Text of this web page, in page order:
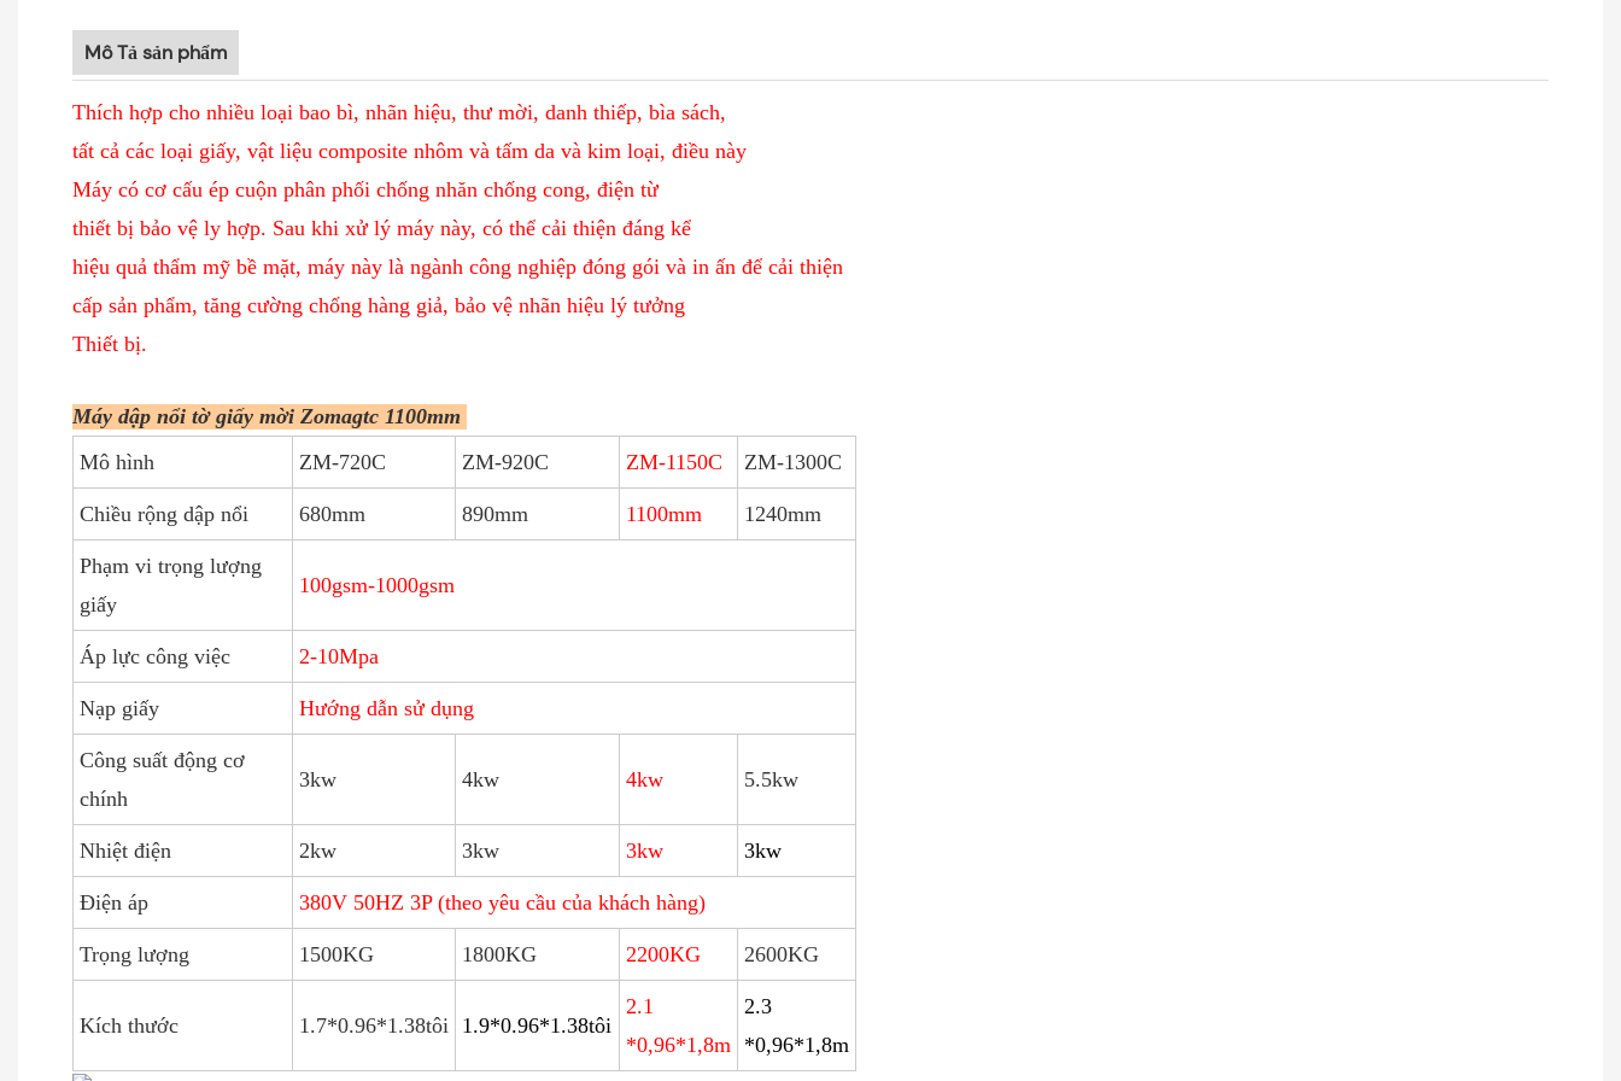
Mô Tả sản phẩm
Thích hợp cho nhiều loại bao bì, nhãn hiệu, thư mời, danh thiếp, bìa sách,
tất cả các loại giấy, vật liệu composite nhôm và tấm da và kim loại, điều này
Máy có cơ cấu ép cuộn phân phối chống nhăn chống cong, điện từ
thiết bị bảo vệ ly hợp. Sau khi xử lý máy này, có thể cải thiện đáng kể
hiệu quả thẩm mỹ bề mặt, máy này là ngành công nghiệp đóng gói và in ấn để cải thiện
cấp sản phẩm, tăng cường chống hàng giả, bảo vệ nhãn hiệu lý tưởng
Thiết bị.
Máy dập nổi tờ giấy mời Zomagtc 1100mm
Mô hình
ZM-720C ZM-920C ZM-1150C ZM-1300C
Chiều rộng dập nổi 680mm 890mm 1100mm 1240mm
Phạm vi trọng lượng
giấy
100gsm-1000gsm
Áp lực công việc 2-10Mpa
Nạp giấy Hướng dẫn sử dụng
Công suất động cơ
chính
3kw 4kw 4kw 5.5kw
Nhiệt điện 2kw 3kw 3kw 3kw
Điện áp 380V 50HZ 3P (theo yêu cầu của khách hàng)
Trọng lượng 1500KG 1800KG 2200KG 2600KG
Kích thước 1.7*0.96*1.38tôi 1.9*0.96*1.38tôi
2.1
*0,96*1,8m
2.3
*0,96*1,8m